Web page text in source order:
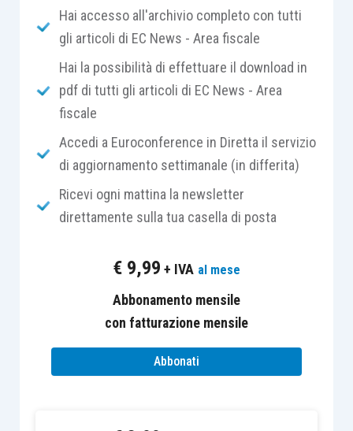
le operazioni effettuate da un soggetto
passivo membro del Gruppo Iva
confronti di un soggetto estraneosi
considerano effettuate dal Gruppo Iva;
le operazioni effettuate nei confronti di
un soggetto partecipante a un Gruppo Iva
da un soggetto che non ne fa parte
Gruppo Iva.
causa C-7/13 del 17 settembre 2014
) ha esaminato il regime Iva dei
tra casa madre e stabile organizzazione
il principio dell’unitarietà giuridica della stabile
Hai accesso all'archivio completo con tutti
gli articoli di EC News - Area fiscale
Hai la possibilità di effettuare il download in
pdf di tutti gli articoli di EC News - Area
fiscale
Accedi a Euroconference in Diretta il servizio
di aggiornamento settimanale (in differita)
Ricevi ogni mattina la newsletter
direttamente sulla tua casella di posta
€ 9,99 + IVA al mese
Abbonamento mensile
con fatturazione mensile
Abbonati